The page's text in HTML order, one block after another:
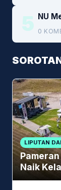
5 NU
0
LIPUTAN
Naik
Lokal